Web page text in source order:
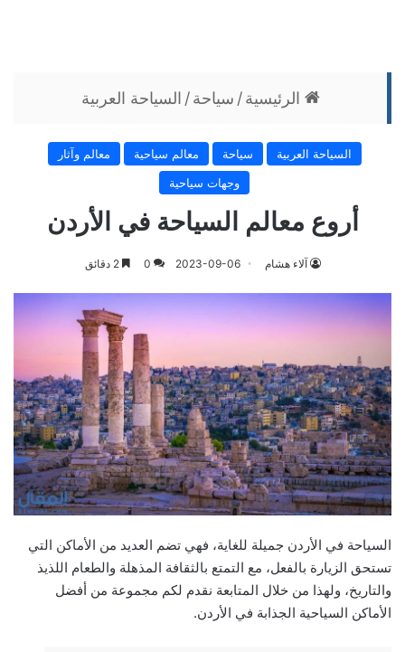
الرئيسية / سياحة / السياحة العربية
السياحة العربية سياحة معالم سياحية
معالم وآثار
وجهات سياحية
أروع معالم السياحة في الأردن
آلاء هشام 2023-09-06
0 2 دقائق
السياحة في الأردن جميلة للغاية، فهي تضم العديد من الأماكن التي
تستحق الزيارة بالفعل، مع التمتع بالثقافة المذهلة والطعام اللذيذ
والتاريخ، ولهذا من خلال المتابعة نقدم لكم مجموعة من أفضل
الأماكن السياحية الجذابة في الأردن.